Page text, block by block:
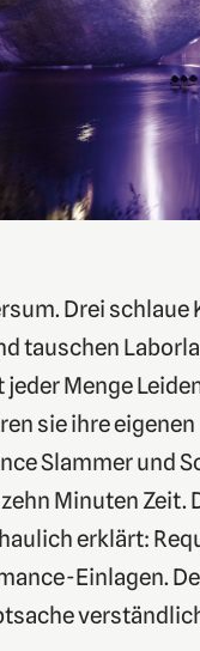
Drei schlaue
tauschen
Menge
sie ihre eigenen
Slammer und
Minuten Zeit.
erklärt:
Einlagen.